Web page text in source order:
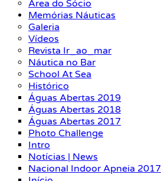
Área do Sócio
Memórias Náuticas
Galeria
Vídeos
Revista Ir_ao_mar
Náutica no Bar
School At Sea
Histórico
Águas Abertas 2019
Águas Abertas 2018
Águas Abertas 2017
Photo Challenge
Intro
Notícias | News
Nacional Indoor Apneia 2017